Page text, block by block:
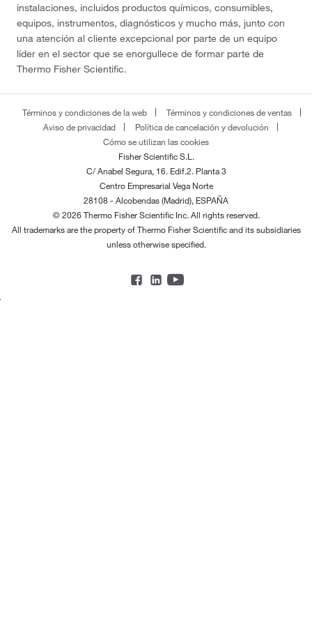
instalaciones, incluidos productos químicos, consumibles,
equipos, instrumentos, diagnósticos y mucho más, junto con
una atención al cliente excepcional por parte de un equipo
líder en el sector que se enorgullece de formar parte de
Thermo Fisher Scientific.
Términos y condiciones de la web
Términos y condiciones de ventas
Aviso de privacidad
Política de cancelación y devolución
Cómo se utilizan las cookies
Fisher Scientific S.L.
C/ Anabel Segura, 16. Edif.2. Planta 3
Centro Empresarial Vega Norte
28108 - Alcobendas (Madrid), ESPAÑA
© 2026 Thermo Fisher Scientific Inc. All rights reserved.
All trademarks are the property of Thermo Fisher Scientific and its subsidiaries
unless otherwise specified.